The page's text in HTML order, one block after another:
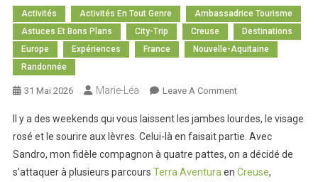
Activités Activités En Tout Genre
Ambassadrice Tourisme
Astuces Et Bons Plans
City-Trip Creuse
Destinations
Europe
Expériences France
Nouvelle-Aquitaine
Randonnée
31 Mai 2026 Marie-Léa Leave A CommentOn
Et
Moi
En
Creuse
Il y a des weekends qui vous laissent les jambes lourdes, le visage
rosé et le sourire aux lèvres. Celui-là en faisait partie. Avec
Sandro, mon fidèle compagnon à quatre pattes, on a décidé de
s’attaquer à plusieurs parcours Terra Aventura en Creuse,